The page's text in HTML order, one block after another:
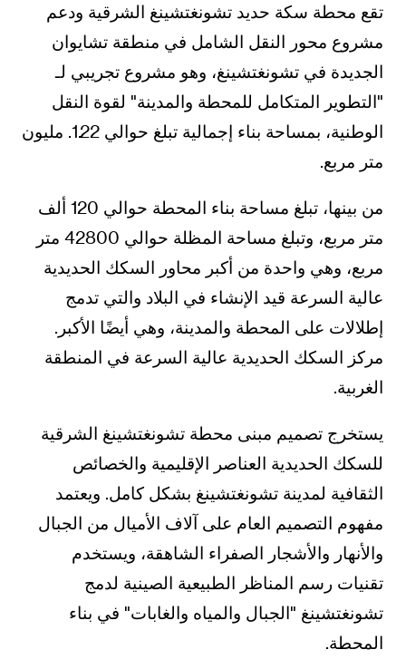
تقع محطة سكة حديد تشونغتشينغ الشرقية ودعم
مشروع محور النقل الشامل في منطقة تشايوان
الجديدة في تشونغتشينغ، وهو مشروع تجريبي لـ
"التطوير المتكامل للمحطة والمدينة" لقوة النقل
الوطنية، بمساحة بناء إجمالية تبلغ حوالي 1.22. مليون
متر مربع.
من بينها، تبلغ مساحة بناء المحطة حوالي 120 ألف
متر مربع، وتبلغ مساحة المظلة حوالي 42800 متر
مربع، وهي واحدة من أكبر محاور السكك الحديدية
عالية السرعة قيد الإنشاء في البلاد والتي تدمج
إطلالات على المحطة والمدينة، وهي أيضًا الأكبر.
مركز السكك الحديدية عالية السرعة في المنطقة
الغربية.
يستخرج تصميم مبنى محطة تشونغتشينغ الشرقية
للسكك الحديدية العناصر الإقليمية والخصائص
الثقافية لمدينة تشونغتشينغ بشكل كامل. ويعتمد
مفهوم التصميم العام على آلاف الأميال من الجبال
والأنهار والأشجار الصفراء الشاهقة، ويستخدم
تقنيات رسم المناظر الطبيعية الصينية لدمج
تشونغتشينغ "الجبال والمياه والغابات" في بناء
المحطة.